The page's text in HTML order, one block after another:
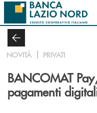
Salta al contenuto principale
NOVITÀ PRIVATI
BANCOMAT
pagamenti